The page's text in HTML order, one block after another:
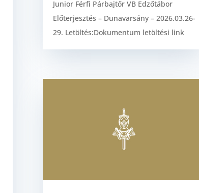
Junior Férfi Párbajtőr VB Edzőtábor
Előterjesztés – Dunavarsány – 2026.03.26-
29. Letöltés:Dokumentum letöltési link